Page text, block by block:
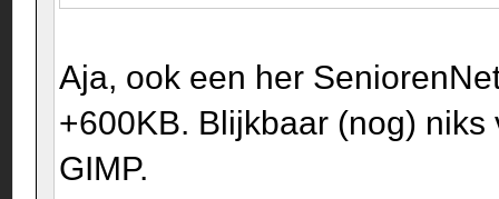
Aja, ook een her
+600KB. Blijkbaar (nog)
GIMP.